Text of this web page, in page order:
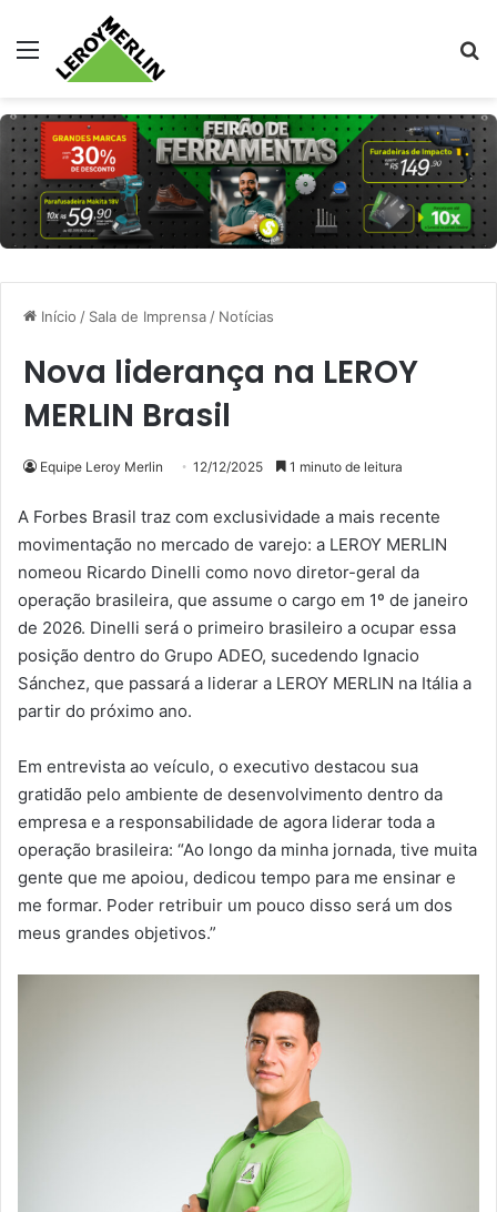
Menu
Início / Sala de Imprensa/ Notícias
Nova liderança na LEROY
MERLIN Brasil
Equipe Leroy Merlin 12/12/2025 1 minuto de leitura
A Forbes Brasil traz com exclusividade a mais recente
movimentação no mercado de varejo: a LEROY MERLIN
nomeou Ricardo Dinelli como novo diretor-geral da
operação brasileira, que assume o cargo em 1º de janeiro
de 2026. Dinelli será o primeiro brasileiro a ocupar essa
posição dentro do Grupo ADEO, sucedendo Ignacio
Sánchez, que passará a liderar a LEROY MERLIN na Itália a
partir do próximo ano.
Em entrevista ao veículo, o executivo destacou sua
gratidão pelo ambiente de desenvolvimento dentro da
empresa e a responsabilidade de agora liderar toda a
operação brasileira: “Ao longo da minha jornada, tive muita
gente que me apoiou, dedicou tempo para me ensinar e
me formar. Poder retribuir um pouco disso será um dos
meus grandes objetivos.”